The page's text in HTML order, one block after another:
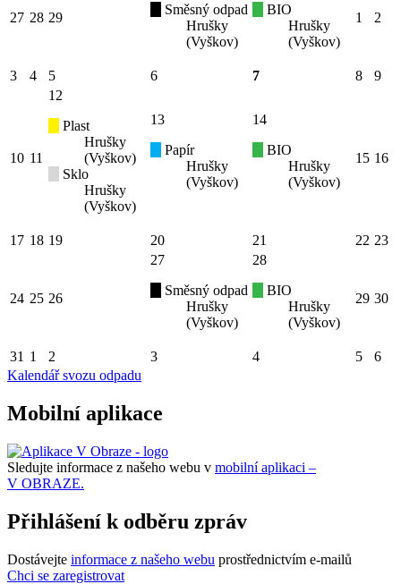
27 28 29
Směsný odpad
Hrušky
(Vyškov)
BIO
Hrušky
(Vyškov)
1 2
3 4 5 6 7 8 9
10 11
12
Plast
Hrušky
(Vyškov)
Sklo
Hrušky
(Vyškov)
13
Papír
Hrušky
(Vyškov)
14
BIO
Hrušky
(Vyškov)
15 16
17 18 19 20 21 22 23
24 25 26
27
Směsný odpad
Hrušky
(Vyškov)
28
BIO
Hrušky
(Vyškov)
29 30
31 1 2 3 4 5
6
Kalendář svozu odpadu
Mobilní aplikace
Sledujte informace z našeho webu v mobilní aplikaci –
V OBRAZE.
Přihlášení k odběru zpráv
Dostávejte informace z našeho webu prostřednictvím e-mailů
Chci se zaregistrovat